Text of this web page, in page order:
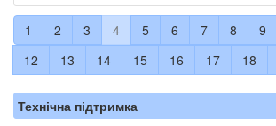
1 2 3 4 5 6 7 8 9
12
13 14 15 16 17 18
Технічна підтримка